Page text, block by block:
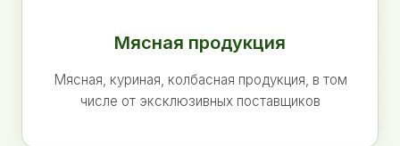
Мясная продукция
Мясная, куриная, колбасная продукция, в том
числе от эксклюзивных поставщиков